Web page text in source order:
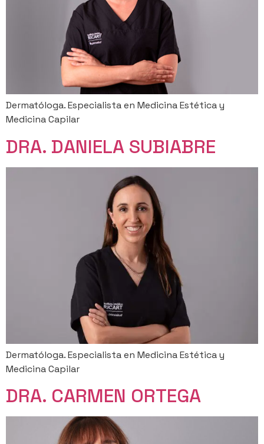
Dermatóloga. Especialista en Medicina Estética y
Medicina Capilar
DRA. DANIELA SUBIABRE
Dermatóloga. Especialista en Medicina Estética y
Medicina Capilar
DRA. CARMEN ORTEGA